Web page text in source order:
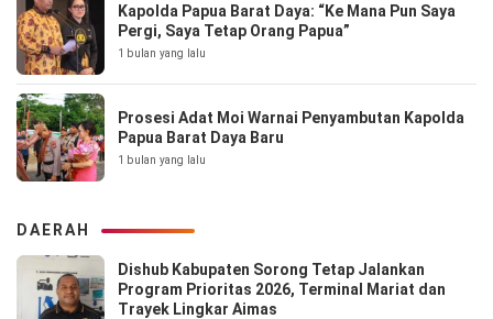
Kapolda Papua Barat Daya: “Ke Mana Pun Saya
Pergi, Saya Tetap Orang Papua”
1 bulan yang lalu
Prosesi Adat Moi Warnai Penyambutan Kapolda
Papua Barat Daya Baru
1 bulan yang lalu
DAERAH
Dishub Kabupaten Sorong Tetap Jalankan
Program Prioritas 2026, Terminal Mariat dan
Trayek Lingkar Aimas